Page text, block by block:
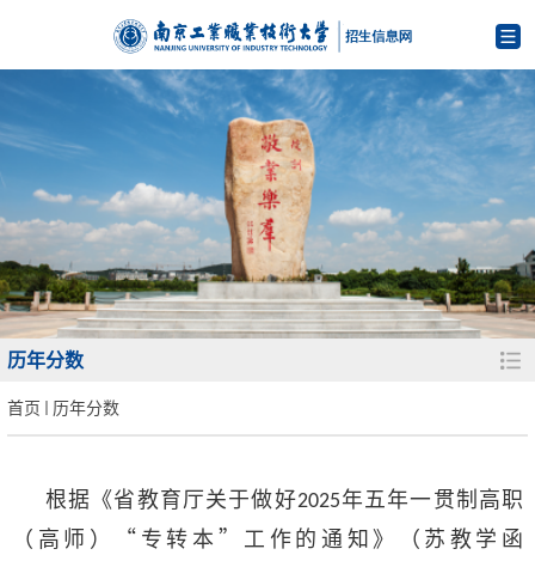
历年分数
首页 历年分数
根据《省教育厅关于做好2025年五年一贯制高职
（高师）“专转本”工作的通知》（苏教学函